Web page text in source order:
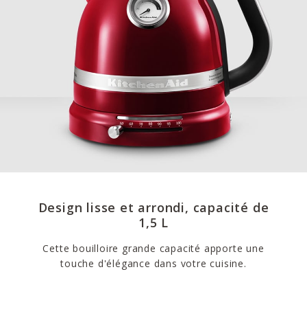
Design lisse et arrondi, capacité de
1,5 L
Cette bouilloire grande capacité apporte une
touche d'élégance dans votre cuisine.